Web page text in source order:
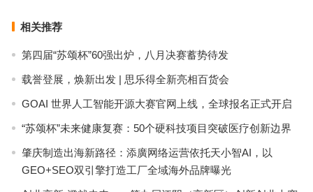
相关推荐
第四届“苏颂杯”60强出炉，八月决赛蓄势待发
载誉登展，焕新出发 | 思乐得全新亮相百货会
GOAI 世界人工智能开源大赛官网上线，全球报名正式开启
“苏颂杯”未来健康复赛：50个硬科技项目突破医疗创新边界
肇庆制造出海新路径：添廣网络运营依托天小智AI，以
GEO+SEO双引擎打造工厂全域海外品牌曝光